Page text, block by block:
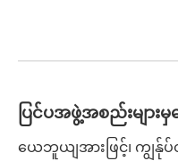
ပြင်ပအဖွဲ့အစည်းများမှ
ယေဘူယျအားဖြင့်၊ ကျွန်ု